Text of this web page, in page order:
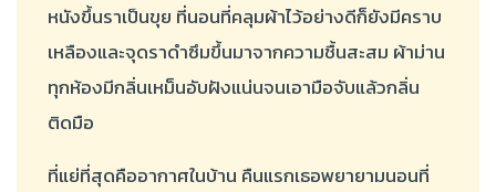
หนังขึ้นราเป็นขุย ที่นอนที่คลุมผ้าไว้อย่างดีก็ยังมีคราบ
เหลืองและจุดราดำซึมขึ้นมาจากความชื้นสะสม ผ้าม่าน
ทุกห้องมีกลิ่นเหม็นอับฝังแน่นจนเอามือจับแล้วกลิ่น
ติดมือ
ที่แย่ที่สุดคืออากาศในบ้าน คืนแรกเธอพยายามนอนที่